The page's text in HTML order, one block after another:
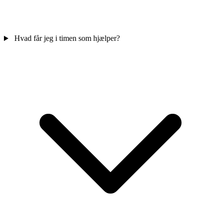
Hvad får jeg i timen som hjælper?